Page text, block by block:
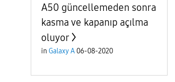
A50 güncellemeden sonra
kasma ve kapanıp açılma
oluyor
in Galaxy A 06-08-2020